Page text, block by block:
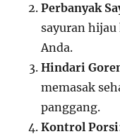
Perbanyak
sayuran
Anda.
Hindari
memasak
panggang.
Kontrol Porsi